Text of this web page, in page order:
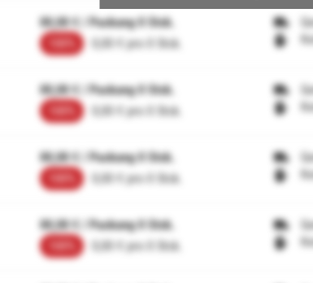
00,00 € / Packung 0 Stck.
0,00 € pro 0 Stck.
00,00 € / Packung 0 Stck.
0,00 € pro 0 Stck.
00,00 € / Packung 0 Stck.
0,00 € pro 0 Stck.
00,00 € / Packung 0 Stck.
0,00 € pro 0 Stck.